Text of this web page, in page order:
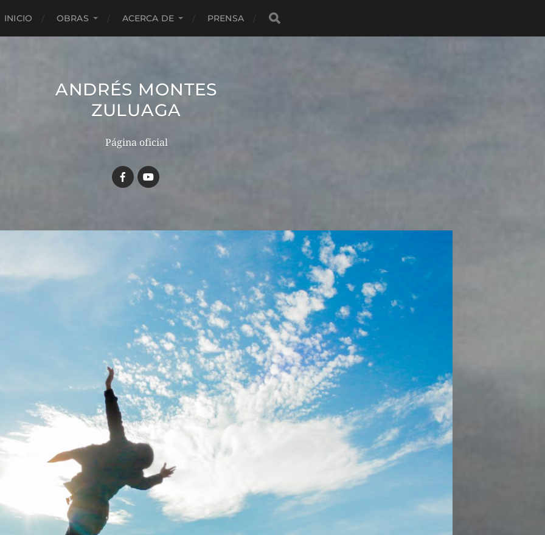
INICIO OBRAS ACERCA DE PRENSA
ANDRÉS MONTES
ZULUAGA
Página oficial